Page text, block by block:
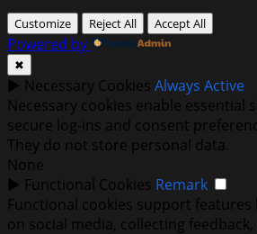
Customize Reject All Accept All
Powered by
✖
► Necessary Cookies Always Active
Necessary cookies enable essential
secure log-ins and consent
They do not store personal data.
None
► Functional Cookies Remark
Functional cookies support
on social media, collecting